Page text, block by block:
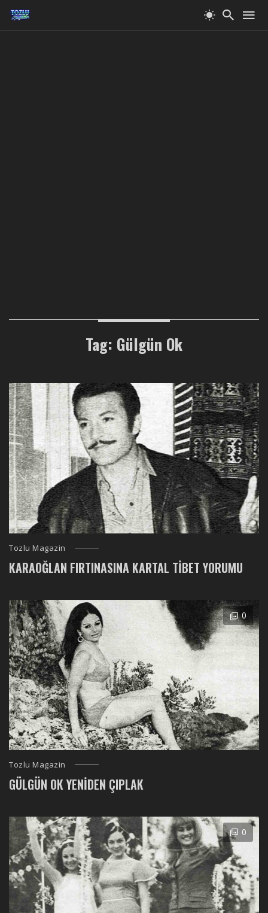
Tag: Gülgün Ok
Tozlu Magazin
KARAOĞLAN FIRTINASINA KARTAL TIBET YORUMU
0
Tozlu Magazin
GÜLGÜN OK YENIDEN ÇIPLAK
0